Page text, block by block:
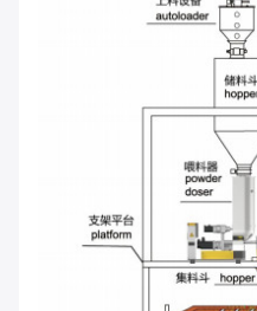
Hinterlass
Wir rufen